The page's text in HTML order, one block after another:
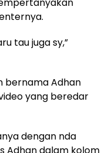
tau juga sy,”
bernama Adhan
yang beredar
dengan nda
Adhan dalam kolom